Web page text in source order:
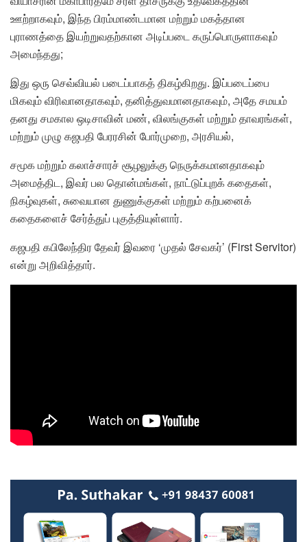
ஊற்றாகவும், இந்த பிரம்மாண்டமான மற்றும் மகத்தான
புராணத்தை இயற்றுவதற்கான அடிப்படை கருப்பொருளாகவும்
அமைந்தது;
இது ஒரு செவ்வியல் படைப்பாகத் திகழ்கிறது. இப்படைப்பை
மிகவும் விரிவானதாகவும், தனித்துவமானதாகவும், அதே சமயம்
தனது சமகால ஒடிசாவின் மண், விலங்குகள் மற்றும் தாவரங்கள்,
மற்றும் முழு கஜபதி பேரரசின் போர்முறை, அரசியல்,
சமூக மற்றும் கலாச்சாரச் சூழலுக்கு நெருக்கமானதாகவும்
அமைத்திட, இவர் பல தொன்மங்கள், நாட்டுப்புறக் கதைகள்,
நிகழ்வுகள், சுவையான துணுக்குகள் மற்றும் கற்பனைக்
கதைகளைச் சேர்த்துப் புகுத்தியுள்ளார்.
கஜபதி கபிலேந்திர தேவர் இவரை ‘முதல் சேவகர்’ (First Servitor)
என்று அறிவித்தார்.